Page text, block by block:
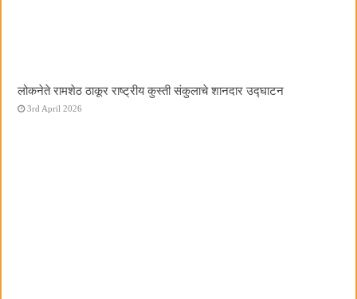
लोकनेते रामशेठ ठाकूर राष्ट्रीय कुस्ती संकुलाचे शानदार उद्घाटन
3rd April 2026